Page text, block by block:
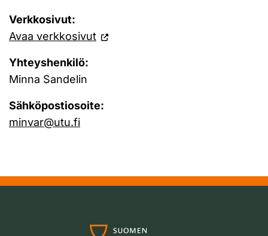
Verkkosivut:
Avaa verkkosivut
Yhteyshenkilö:
Minna Sandelin
Sähköpostiosoite:
minvar@utu.fi